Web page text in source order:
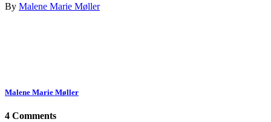
By Malene Marie Møller
Malene Marie Møller
4 Comments